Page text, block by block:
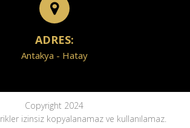
ADRES:
Antakya - Hatay
Copyright 2024
izinsiz kopyalanamaz ve kullanılamaz.